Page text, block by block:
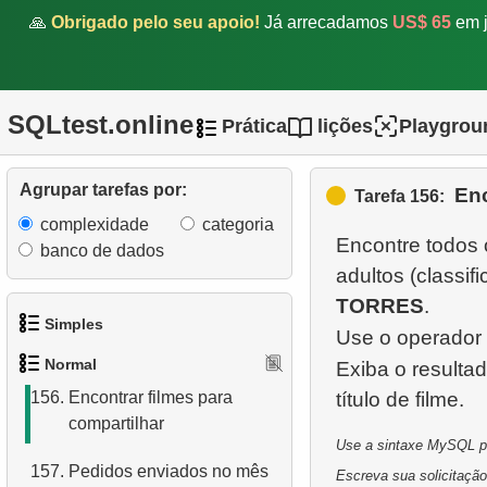
🙏 Obrigado pelo seu apoio! Já arrecadamos US$ 65 em
SQLtest.online Prática lições
Agrupar tarefas por:
complexidade
categoria
banco de dados
Simples
Lista de idiomas
3. Obtenha a lista de nomes
Normal
151.O que é um índice de
SQL?
categorias
154.Encontre um sucesso de
junho de 2005
155.Obter contagens de cores
156. Encontrar filmes para
compartilhar
157. Pedidos enviados no mês
Tarefa 156:
Encontre todos
adultos
TORRES.
Use o operador
Exiba o
Use a sintaxe MySQL
Escreva sua